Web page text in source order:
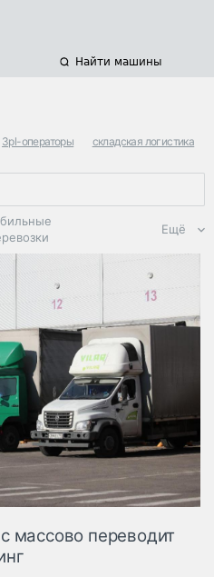
Найти машины
3pl-операторы складская логистика
грузы
и
грузы
и
и ВЭД
Ещё
массово переводит